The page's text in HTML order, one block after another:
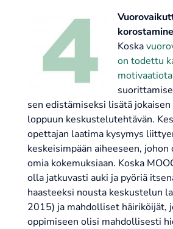
Koska
on todettu
motivaatiota
sen edistämiseksi lisätä
loppuun keskustelutehtävän.
opettajan laatima kysymys
keskeisimpään aiheeseen,
omia kokemuksiaan. Koska
olla jatkuvasti auki ja pyöriä
haasteeksi nousta keskustelun
2015) ja mahdolliset häiriköijät,
oppimiseen olisi mahdollisesti